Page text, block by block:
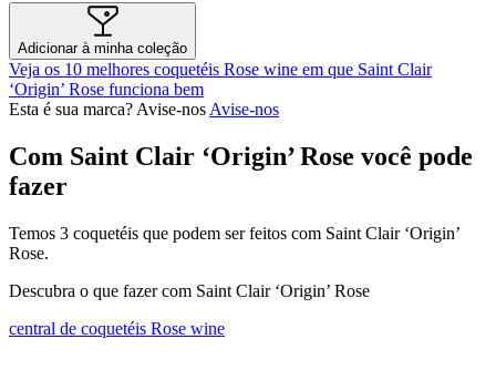
Adicionar à minha coleção
Veja os 10 melhores coquetéis Rose wine em que Saint Clair
‘Origin’ Rose funciona bem
Esta é sua marca? Avise-nos Avise-nos
Com Saint Clair ‘Origin’ Rose você pode
fazer
Temos 3 coquetéis que podem ser feitos com Saint Clair ‘Origin’
Rose.
Descubra o que fazer com Saint Clair ‘Origin’ Rose
central de coquetéis Rose wine